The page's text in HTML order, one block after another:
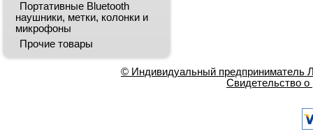
Портативные Bluetooth
наушники, метки, колонки и
микрофоны
Прочие товары
© Индивидуальный предприниматель
Свидетельство